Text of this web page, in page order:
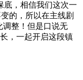
底，相信我们这次一
的，所以在主线剧
调整！但是口说无
，一起开启这段镇